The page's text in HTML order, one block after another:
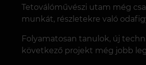
Tetoválóművészi utam még
munkát, részletekre való
Folyamatosan tanulok, új
következő projekt még jobb